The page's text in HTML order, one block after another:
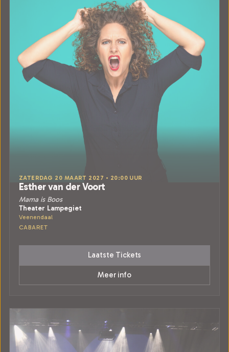
ZATERDAG 20 MAART 2027 • 20:00 UUR
Esther van der Voort
Mama is Boos
Theater Lampegiet
Veenendaal
CABARET
Laatste Tickets
Meer info